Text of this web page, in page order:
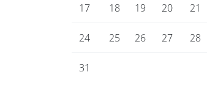
17 18 19 20 21
24 25 26 27 28
31